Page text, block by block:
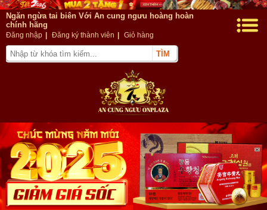
Ngăn ngừa tai biên Với An cung ngưu hoàng hoàn
chính hãng
Đăng nhập Đăng ký thành viên Giỏ hàng